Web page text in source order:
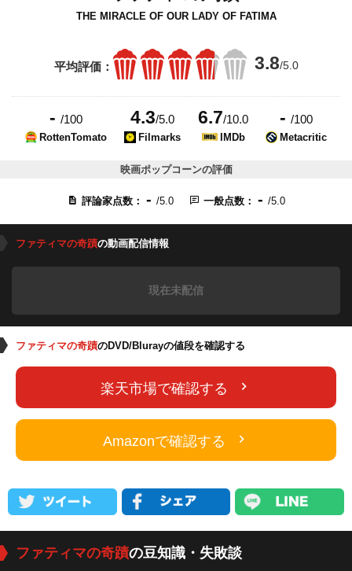
THE MIRACLE OF OUR LADY OF FATIMA
平均評価： 3.8/5.0
- /100
RottenTomato
4.3/5.0
Filmarks
6.7/10.0
IMDb
- /100
Metacritic
映画ポップコーンの評価
評論家点数： - /5.0 一般点数： - /5.0
ファティマの奇蹟の動画配信情報
現在未配信
ファティマの奇蹟のDVD/Blurayの値段を確認する
楽天市場で確認する
Amazonで確認する
ファティマの奇蹟の豆知識・失敗談